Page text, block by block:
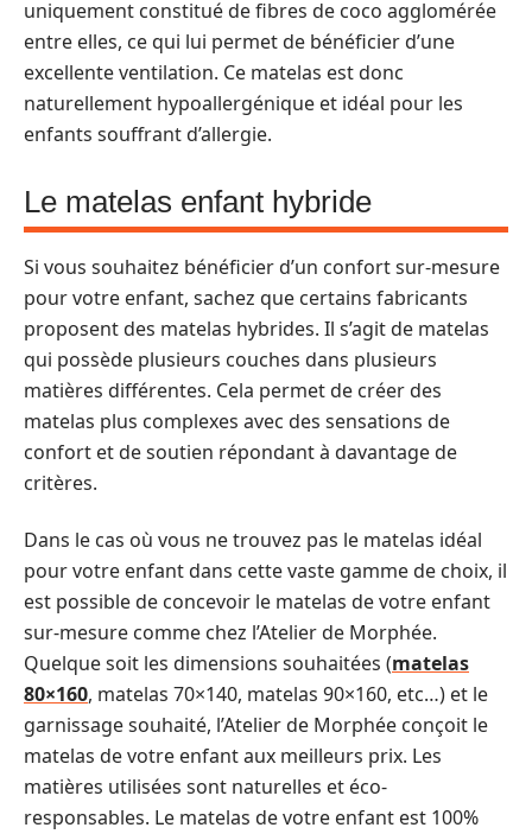
uniquement constitué de fibres de coco agglomérée
entre elles, ce qui lui permet de bénéficier d’une
excellente ventilation. Ce matelas est donc
naturellement hypoallergénique et idéal pour les
enfants souffrant d’allergie.
Le matelas enfant hybride
Si vous souhaitez bénéficier d’un confort sur-mesure
pour votre enfant, sachez que certains fabricants
proposent des matelas hybrides. Il s’agit de matelas
qui possède plusieurs couches dans plusieurs
matières différentes. Cela permet de créer des
matelas plus complexes avec des sensations de
confort et de soutien répondant à davantage de
critères.
Dans le cas où vous ne trouvez pas le matelas idéal
pour votre enfant dans cette vaste gamme de choix, il
est possible de concevoir le matelas de votre enfant
sur-mesure comme chez l’Atelier de Morphée.
Quelque soit les dimensions souhaitées (matelas
80×160, matelas 70×140, matelas 90×160, etc…) et le
garnissage souhaité, l’Atelier de Morphée conçoit le
matelas de votre enfant aux meilleurs prix. Les
matières utilisées sont naturelles et éco-
responsables. Le matelas de votre enfant est 100%